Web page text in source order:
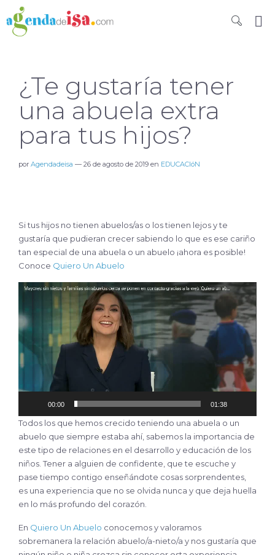
¿Te gustaría tener
una abuela extra
para tus hijos?
por Agendadeisa — 26 de agosto de 2019 en EDUCACIóN
Si tus hijos no tienen abuelos/as o los tienen lejos y te
gustaría que pudieran crecer sabiendo lo que es ese cariño
tan especial de una abuela o un abuelo ¡ahora es posible!
Conoce Quiero Un Abuelo
Reproductor
vídeo
00:00 01:38
Todos los que hemos crecido teniendo una abuela o un
abuelo que siempre estaba ahí, sabemos la importancia de
este tipo de relaciones en el desarrollo y educación de los
niños. Tener a alguien de confidente, que te escuche y
pase tiempo contigo enseñándote cosas sorprendentes,
es una experiencia que no se olvida nunca y que deja huella
en lo más profundo del corazón.
En Quiero Un Abuelo conocemos y valoramos
sobremanera la relación abuelo/a-nieto/a y nos gustaría que